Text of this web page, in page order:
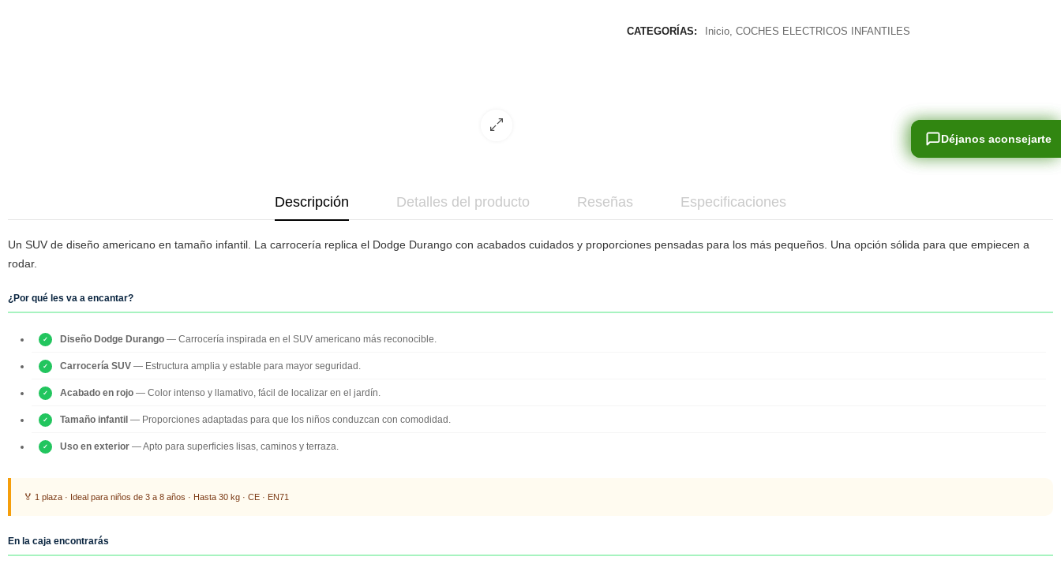
CATEGORÍAS: Inicio, COCHES ELECTRICOS INFANTILES
Descripción Detalles del producto Reseñas Especificaciones
Un SUV de diseño americano en tamaño infantil. La carrocería replica el Dodge Durango con acabados cuidados y proporciones pensadas para los más pequeños. Una opción sólida para que empiecen a
rodar.
¿Por qué les va a encantar?
Diseño Dodge Durango — Carrocería inspirada en el SUV americano más reconocible.
Carrocería SUV — Estructura amplia y estable para mayor seguridad.
Acabado en rojo — Color intenso y llamativo, fácil de localizar en el jardín.
Tamaño infantil — Proporciones adaptadas para que los niños conduzcan con comodidad.
Uso en exterior — Apto para superficies lisas, caminos y terraza.
🏅 1 plaza · Ideal para niños de 3 a 8 años · Hasta 30 kg · CE · EN71
En la caja encontrarás
Déjanos aconsejarte
Déjanos aconsejarte